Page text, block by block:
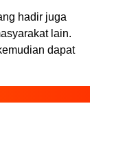
hadir juga
lain.
dapat